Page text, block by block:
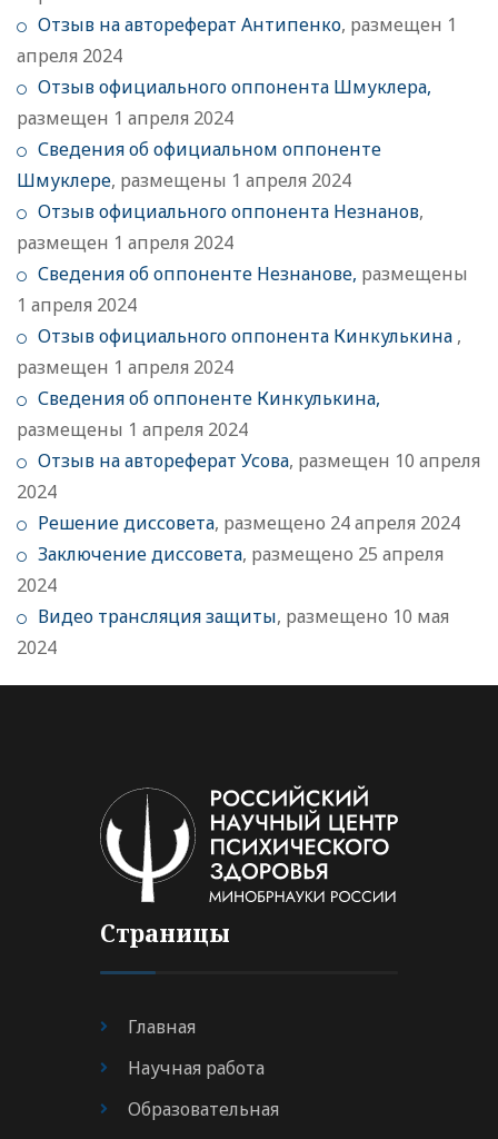
Отзыв на автореферат Антипенко, размещен 1
апреля 2024
Отзыв официального оппонента Шмуклера,
размещен 1 апреля 2024
Сведения об официальном оппоненте
Шмуклере, размещены 1 апреля 2024
Отзыв официального оппонента Незнанов,
размещен 1 апреля 2024
Сведения об оппоненте Незнанове, размещены
1 апреля 2024
Отзыв официального оппонента Кинкулькина ,
размещен 1 апреля 2024
Сведения об оппоненте Кинкулькина,
размещены 1 апреля 2024
Отзыв на автореферат Усова, размещен 10 апреля
2024
Решение диссовета, размещено 24 апреля 2024
Заключение диссовета, размещено 25 апреля
2024
Видео трансляция защиты, размещено 10 мая
2024
Страницы
Главная
Научная работа
Образовательная